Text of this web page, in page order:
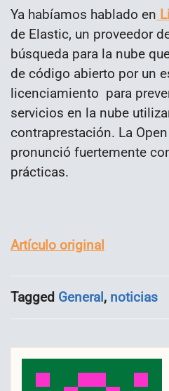
Ya habíamos hablado en
de Elastic, un proveedor
búsqueda para la nube
de código abierto por un
licenciamiento para
servicios en la nube
contraprestación. La
pronunció fuertemente
prácticas.
Artículo original
Tagged General, noticias